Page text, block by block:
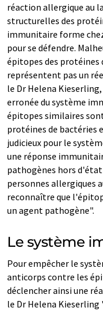
réaction allergique au
structurelles des
immunitaire forme
pour se défendre.
épitopes des
représentent pas un
le Dr Helena
erronée du système
épitopes similaires
protéines de bactéries
judicieux pour le
une réponse
pathogènes hors
personnes allergiques
reconnaître que
un agent pathogène".
Le système
Pour empêcher le
anticorps contre les
déclencher ainsi une
le Dr Helena